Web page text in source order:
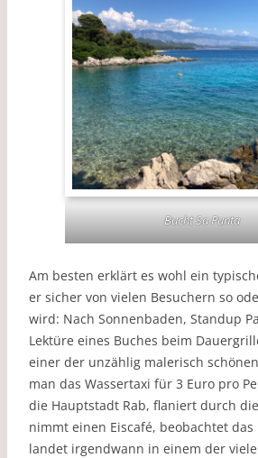
Bucht Sa Punta
Am besten erklärt es wohl ein
er sicher von vielen Besuchern so
wird: Nach Sonnenbaden, Standup
Lektüre eines Buches beim
einer der unzählig malerisch
man das Wassertaxi für 3 Euro pro
die Hauptstadt Rab, flaniert durch
nimmt einen Eiscafé, beobachtet
landet irgendwann in einem der